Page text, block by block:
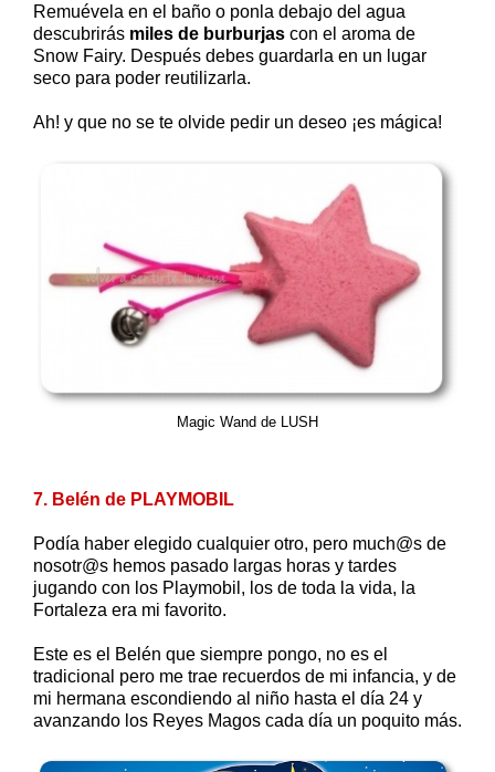
Remuévela en el baño o ponla debajo del agua
descubrirás miles de burburjas con el aroma de
Snow Fairy. Después debes guardarla en un lugar
seco para poder reutilizarla.
Ah! y que no se te olvide pedir un deseo ¡es mágica!
Magic Wand de LUSH
7. Belén de PLAYMOBIL
Podía haber elegido cualquier otro, pero much@s de
nosotr@s hemos pasado largas horas y tardes
jugando con los Playmobil, los de toda la vida, la
Fortaleza era mi favorito.
Este es el Belén que siempre pongo, no es el
tradicional pero me trae recuerdos de mi infancia, y de
mi hermana escondiendo al niño hasta el día 24 y
avanzando los Reyes Magos cada día un poquito más.